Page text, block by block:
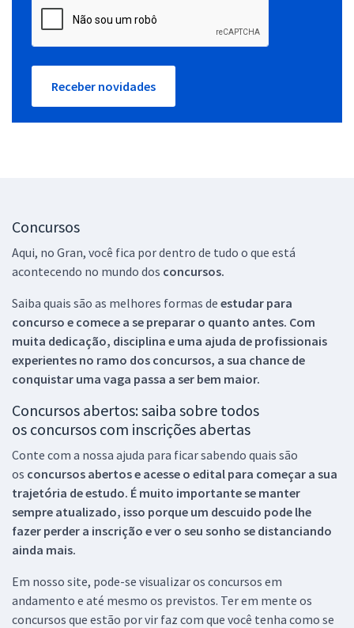
Receber novidades
Concursos
Aqui, no Gran, você fica por dentro de tudo o que está
acontecendo no mundo dos concursos.
Saiba quais são as melhores formas de estudar para
concurso e comece a se preparar o quanto antes. Com
muita dedicação, disciplina e uma ajuda de profissionais
experientes no ramo dos concursos, a sua chance de
conquistar uma vaga passa a ser bem maior.
Concursos abertos: saiba sobre todos
os concursos com inscrições abertas
Conte com a nossa ajuda para ficar sabendo quais são
os concursos abertos e acesse o edital para começar a sua
trajetória de estudo. É muito importante se manter
sempre atualizado, isso porque um descuido pode lhe
fazer perder a inscrição e ver o seu sonho se distanciando
ainda mais.
Em nosso site, pode-se visualizar os concursos em
andamento e até mesmo os previstos. Ter em mente os
concursos que estão por vir faz com que você tenha como se